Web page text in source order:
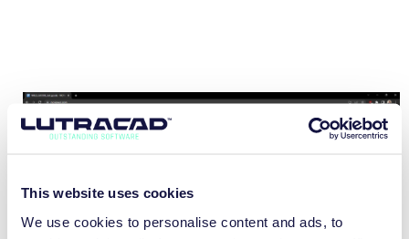
This website uses cookies
We use cookies to personalise content and ads, to